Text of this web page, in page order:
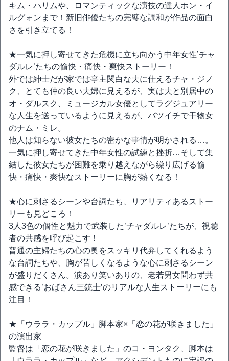
キム・ハリムや、ロマンティックな演技の達人ホン・イ
ルグォンまで！新旧俳優たちの完璧な調和が作品の面白
さを引き立てる！
★一気に押し寄せてきた危機に立ち向かう中年女性’チャ
ダルレ’たちの愉快・痛快・爽快ストーリー！
外では紳士だが家では亭主関白な夫に仕えるチャ・ジノ
ク、とても仲の良い夫婦に見えるが、実は夫と別居中の
オ・ダルスク、ミュージカル女優としてラグジュアリー
な人生を送っているように見えるが、バツイチで干物女
のナム・ミレ。
他人は知らない彼女たちの密かな事情が明かされる…。
一気に押し寄せてきた中年女性の試練と挫折…そして集
結した彼女たちが困難を乗り越えながら繰り広げる愉
快・痛快・爽快なストーリーに胸が熱くなる！
★心に刺さるシーンや台詞たち、リアリティあるストー
リーも見どころ！
3人3色の個性と魅力で武装した’チャダルレ’たちが、視聴
者の共感を呼び起こす！
普通の主婦たちの心の奥をスッキリ代弁してくれるよう
な台詞たちや、胸が苦しくなるような心に刺さるシーン
が盛りだくさん。涙あり笑いありの、老若男女問わず共
感できる’おばさん三銃士’のリアルな人生ストーリーにも
注目！
★「ウララ・カップル」脚本家×「恋の花が咲きました」
の演出家
監督は「恋の花が咲きました」のコ・ヨンタク、脚本は